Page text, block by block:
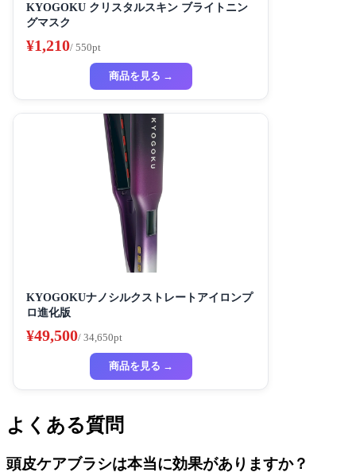
KYOGOKU クリスタルスキン ブライトニン
グマスク
¥1,210/ 550pt
商品を見る →
KYOGOKUナノシルクストレートアイロンプ
ロ進化版
¥49,500/ 34,650pt
商品を見る →
よくある質問
頭皮ケアブラシは本当に効果がありますか？